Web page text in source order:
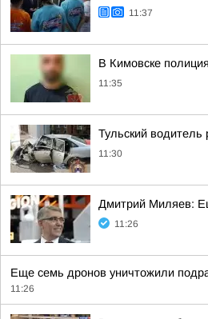
11:37
В Кимовске
11:35
Тульский
11:30
Дмитрий Миляев:
11:26
Еще семь дронов уничтожили
11:26